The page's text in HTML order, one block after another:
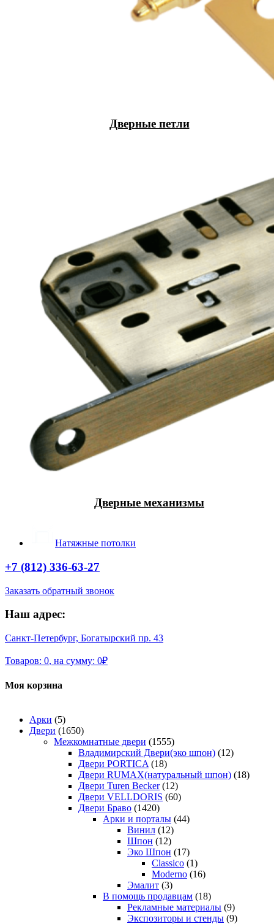
Дверные петли
Дверные механизмы
Натяжные потолки
+7 (812) 336-63-27
Заказать обратный звонок
Наш адрес:
Санкт-Петербург, Богатырский пр. 43
Товаров: 0, на сумму: 0₽
Моя корзина
Арки (5)
Двери (1650)
Межкомнатные двери (1555)
Владимирский Двери(эко шпон) (12)
Двери PORTICA (18)
Двери RUMAX(натуральный шпон) (18)
Двери Turen Becker (12)
Двери VELLDORIS (60)
Двери Браво (1420)
Арки и порталы (44)
Винил (12)
Шпон (12)
Эко Шпон (17)
Classico (1)
Moderno (16)
Эмалит (3)
В помощь продавцам (18)
Рекламные материалы (9)
Экспозиторы и стенды (9)